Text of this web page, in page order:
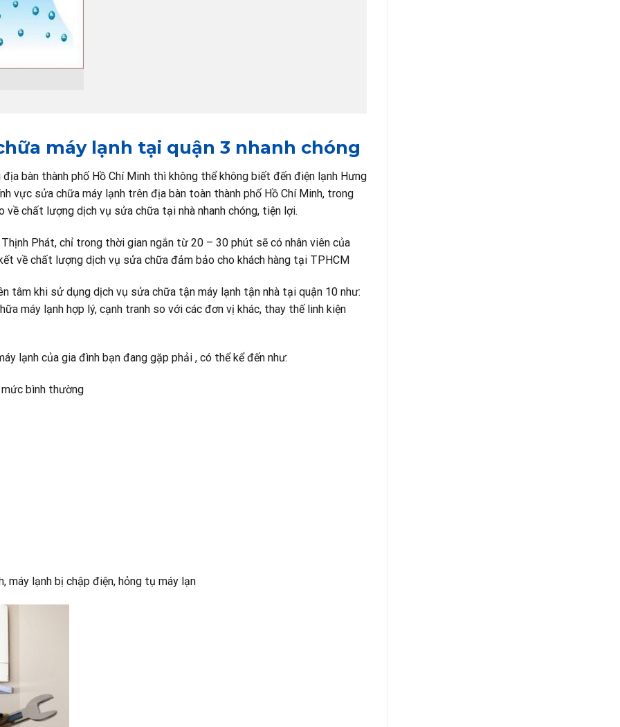
máy lạnh tại quận 3 nhanh chóng
bàn thành phố Hồ Chí Minh thì không thể không biết đến điện lạnh Hưng
vực sửa chữa máy lạnh trên địa bàn toàn thành phố Hồ Chí Minh, trong
chất lượng dịch vụ sửa chữa tại nhà nhanh chóng, tiện lợi.
Phát, chỉ trong thời gian ngắn từ 20 – 30 phút sẽ có nhân viên của
về chất lượng dịch vụ sửa chữa đảm bảo cho khách hàng tại TPHCM
tâm khi sử dụng dịch vụ sửa chữa tận máy lạnh tận nhà tại quận 10 như:
máy lạnh hợp lý, cạnh tranh so với các đơn vị khác, thay thế linh kiện
lạnh của gia đình bạn đang gặp phải , có thể kể đến như:
bình thường
máy lạnh bị chập điện, hỏng tụ máy lạn